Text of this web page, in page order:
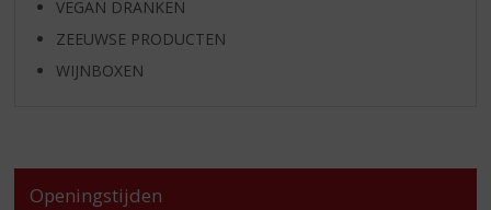
VEGAN DRANKEN
ZEEUWSE PRODUCTEN
WIJNBOXEN
Openingstijden